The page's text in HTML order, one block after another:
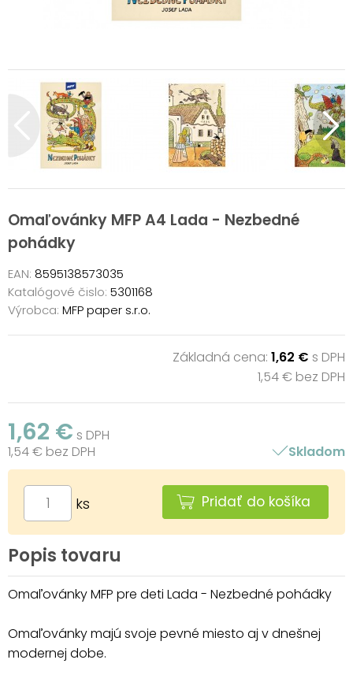
Omaľovánky MFP A4 Lada - Nezbedné
pohádky
EAN: 8595138573035
Katalógové čislo: 5301168
Výrobca: MFP paper s.r.o.
Základná cena: 1,62 € s DPH
1,54 € bez DPH
1,62 € s DPH
1,54 € bez DPH
Skladom
ks Pridať do košíka
Popis tovaru
Omaľovánky MFP pre deti Lada - Nezbedné pohádky
Omaľovánky majú svoje pevné miesto aj v dnešnej
modernej dobe.